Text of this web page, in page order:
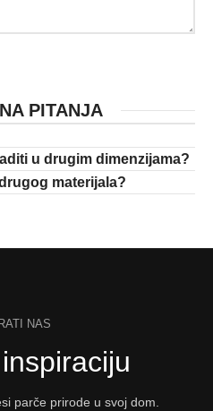
PITANJA
u drugim dimenzijama?
materijala?
NAS
parče prirode u svoj dom.